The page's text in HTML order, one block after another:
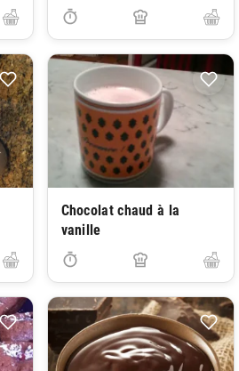
Chocolat chaud à la
vanille